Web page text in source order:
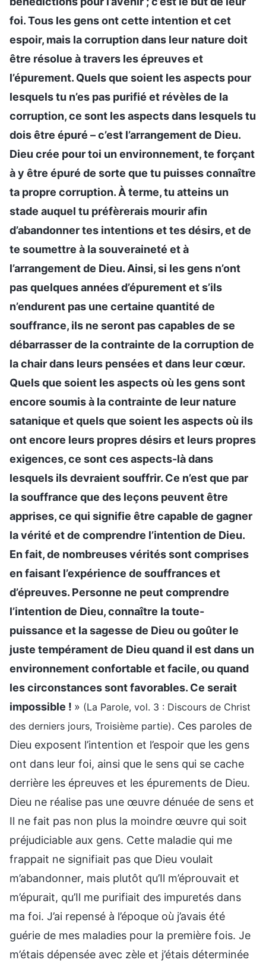
foi. Tous les gens ont cette intention et cet
espoir, mais la corruption dans leur nature doit
être résolue à travers les épreuves et
l’épurement. Quels que soient les aspects pour
lesquels tu n’es pas purifié et révèles de la
corruption, ce sont les aspects dans lesquels tu
dois être épuré – c’est l’arrangement de Dieu.
Dieu crée pour toi un environnement, te forçant
à y être épuré de sorte que tu puisses connaître
ta propre corruption. À terme, tu atteins un
stade auquel tu préfèrerais mourir afin
d’abandonner tes intentions et tes désirs, et de
te soumettre à la souveraineté et à
l’arrangement de Dieu. Ainsi, si les gens n’ont
pas quelques années d’épurement et s’ils
n’endurent pas une certaine quantité de
souffrance, ils ne seront pas capables de se
débarrasser de la contrainte de la corruption de
la chair dans leurs pensées et dans leur cœur.
Quels que soient les aspects où les gens sont
encore soumis à la contrainte de leur nature
satanique et quels que soient les aspects où ils
ont encore leurs propres désirs et leurs propres
exigences, ce sont ces aspects-là dans
lesquels ils devraient souffrir. Ce n’est que par
la souffrance que des leçons peuvent être
apprises, ce qui signifie être capable de gagner
la vérité et de comprendre l’intention de Dieu.
En fait, de nombreuses vérités sont comprises
en faisant l’expérience de souffrances et
d’épreuves. Personne ne peut comprendre
l’intention de Dieu, connaître la toute-
puissance et la sagesse de Dieu ou goûter le
juste tempérament de Dieu quand il est dans un
environnement confortable et facile, ou quand
les circonstances sont favorables. Ce serait
impossible ! » (La Parole, vol. 3 : Discours de Christ
des derniers jours, Troisième partie). Ces paroles de
Dieu exposent l’intention et l’espoir que les gens
ont dans leur foi, ainsi que le sens qui se cache
derrière les épreuves et les épurements de Dieu.
Dieu ne réalise pas une œuvre dénuée de sens et
Il ne fait pas non plus la moindre œuvre qui soit
préjudiciable aux gens. Cette maladie qui me
frappait ne signifiait pas que Dieu voulait
m’abandonner, mais plutôt qu’Il m’éprouvait et
m’épurait, qu’Il me purifiait des impuretés dans
ma foi. J’ai repensé à l’époque où j’avais été
guérie de mes maladies pour la première fois. Je
m’étais dépensée avec zèle et j’étais déterminée